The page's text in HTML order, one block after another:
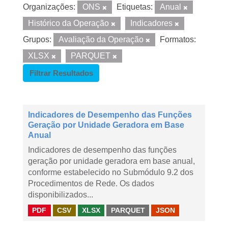
Organizações: ONS Etiquetas:
Anual
Histórico da Operação
Indicadores
Grupos:
Avaliação da Operação
Formatos:
XLSX
PARQUET
Filtrar Resultados
Indicadores de Desempenho das Funções
Geração por Unidade Geradora em Base
Anual
Indicadores de desempenho das funções
geração por unidade geradora em base anual,
conforme estabelecido no Submódulo 9.2 dos
Procedimentos de Rede. Os dados
disponibilizados...
PDF CSV XLSX PARQUET JSON